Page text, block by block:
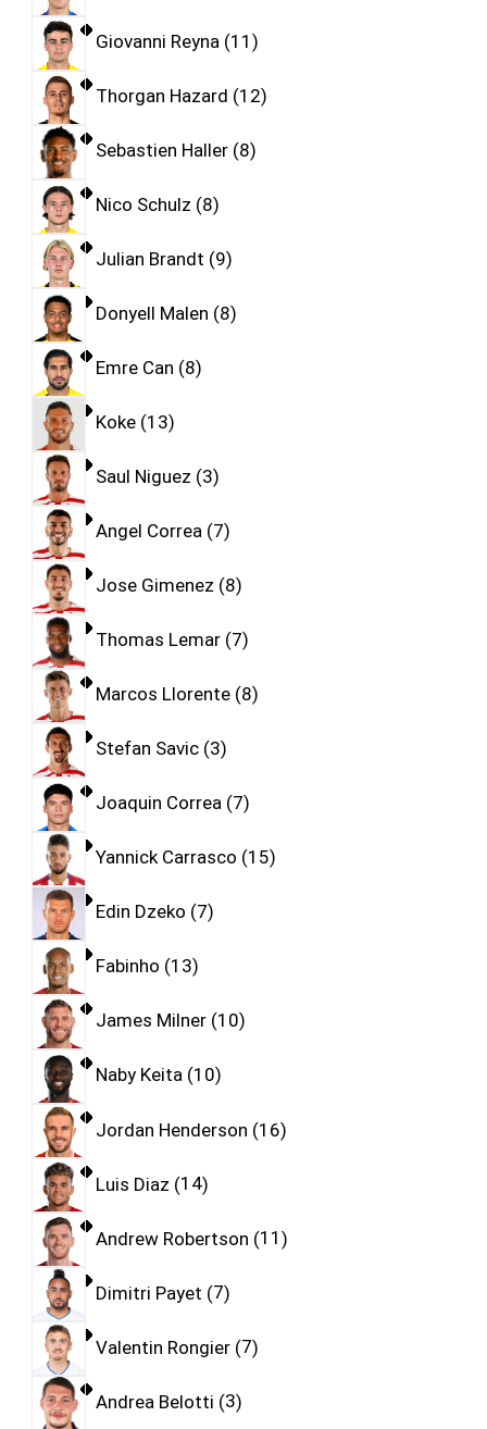
Giovanni Reyna 11
Thorgan Hazard 12
Sebastien Haller 8
Nico Schulz 8
Julian Brandt 9
Donyell Malen 8
Emre Can 8
Koke 13
Saul Niguez 3
Angel Correa 7
Jose Gimenez 8
Thomas Lemar 7
Marcos Llorente 8
Stefan Savic 3
Joaquin Correa 7
Yannick Carrasco 15
Edin Dzeko 7
Fabinho 13
James Milner 10
Naby Keita 10
Jordan Henderson 16
Luis Diaz 14
Andrew Robertson 11
Dimitri Payet 7
Valentin Rongier 7
Andrea Belotti 3